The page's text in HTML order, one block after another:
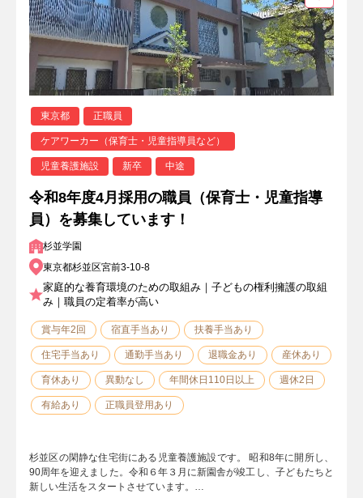
東京都 正職員
ケアワーカー（保育士・児童指導員など）
児童養護施設 新卒 中途
令和8年度4月採用の職員（保育士・児童指導
員）を募集しています！
杉並学園
東京都杉並区宮前3-10-8
家庭的な養育環境のための取組み｜子どもの権利擁護の取組
み｜職員の定着率が高い
賞与年2回 宿直手当あり 扶養手当あり
住宅手当あり 通勤手当あり 退職金あり 産休あり
育休あり 異動なし 年間休日110日以上 週休2日
有給あり 正職員登用あり
杉並区の閑静な住宅街にある児童養護施設です。 昭和8年に開所し、
90周年を迎えました。令和６年３月に新園舎が竣工し、子どもたちと
新しい生活をスタートさせています。…